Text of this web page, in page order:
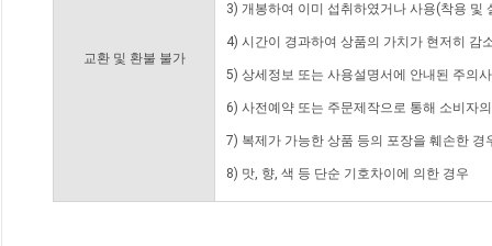
교환 및 환불 불가
3) 개봉하여 이미 섭취하였거나 사용(착용 및
4) 시간이 경과하여 상품의 가치가 현저히 감
5) 상세정보 또는 사용설명서에 안내된 주의
6) 사전예약 또는 주문제작으로 통해 소비자
7) 복제가 가능한 상품 등의 포장을 훼손한 경
8) 맛, 향, 색 등 단순 기호차이에 의한 경우